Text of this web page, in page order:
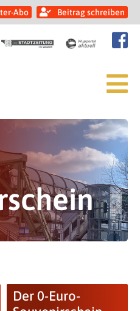
Abo Beitrag schreiben
Der 0-Euro-